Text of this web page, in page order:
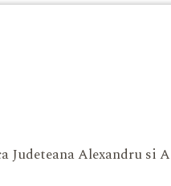
Judeteana Alexandru si